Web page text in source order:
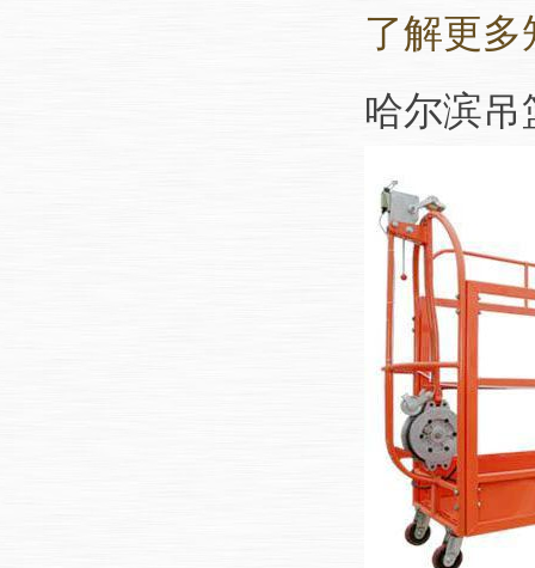
了解更
哈尔滨